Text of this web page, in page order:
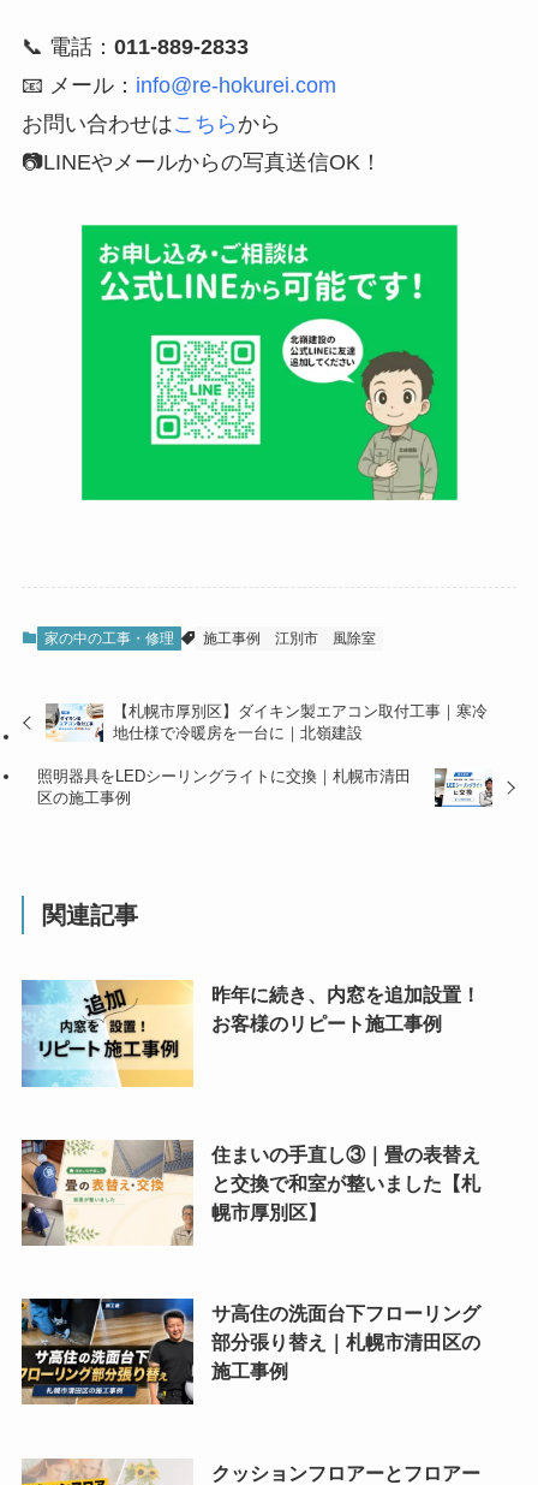
📞 電話： 011-889-2833
📧 メール： info@re-hokurei.com
お問い合わせはこちら から
📷LINEやメールからの写真送信OK！
家の中の工事・修理 施工事例 江別市 風除室
【札幌市厚別区】ダイキン製エアコン取付工事｜寒冷
地仕様で冷暖房を一台に｜北嶺建設
照明器具をLEDシーリングライトに交換｜札幌市清田
区の施工事例
関連記事
昨年に続き、内窓を追加設置！
お客様のリピート施工事例
住まいの手直し③｜畳の表替え
と交換で和室が整いました【札
幌市厚別区】
サ高住の洗面台下フローリング
部分張り替え｜札幌市清田区の
施工事例
クッションフロアーとフロアー